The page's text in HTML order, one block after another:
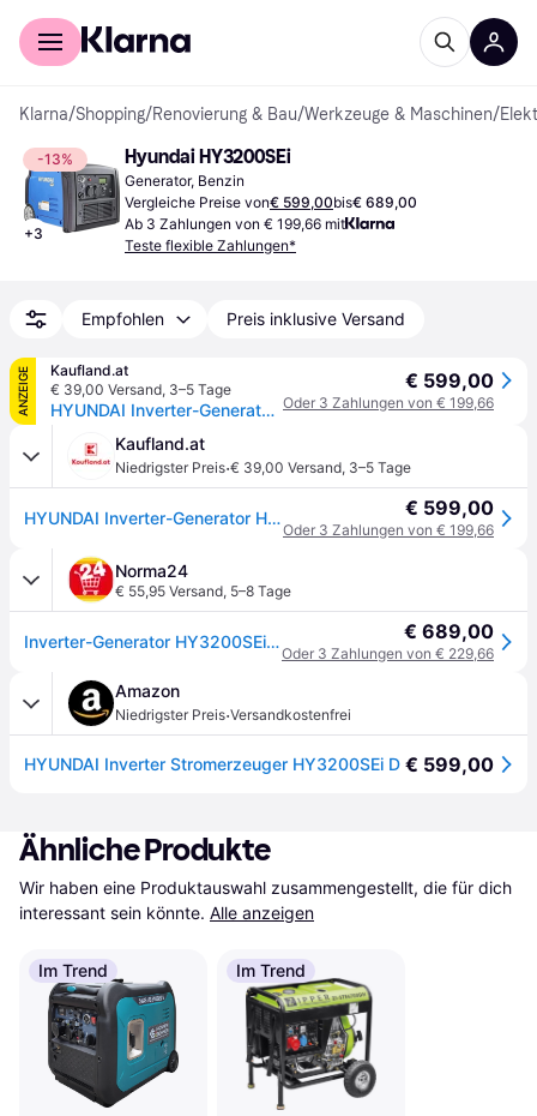
Für Shopper
Klarna/Shopping/Renovierung & Bau/Werkzeuge & Maschinen/
-13%
+3
Hyundai HY3200SEi
Generator, Benzin
Vergleiche Preise von€ 599,00bis€ 689,00
Ab 3 Zahlungen von € 199,66 mit
Teste flexible Zahlungen*
Empfohlen Preis inklusive Versand
ANZEIGE
Kaufland.at
€ 39,00 Versand, 3–5 Tage
HYUNDAI Inverter-Generator HY3200SEi D (3.2 kW, Elektrostart, 2 x 230V + 1 x 12V)
€ 599,00
Oder 3 Zahlungen von € 199,66
Kaufland.at
Niedrigster Preis·€ 39,00 Versand, 3–5 Tage
HYUNDAI Inverter-Generator HY3200SEi D (3.2 kW, Elektrostart, 2 x 230V + 1 x 12V) € 599,00
Oder 3 Zahlungen von € 199,66
Norma24
€ 55,95 Versand, 5–8 Tage
Inverter-Generator HY3200SEi D € 689,00
Oder 3 Zahlungen von € 229,66
Amazon
Niedrigster Preis·Versandkostenfrei
HYUNDAI Inverter Stromerzeuger HY3200SEi D € 599,00
Ähnliche Produkte
Wir haben eine Produktauswahl zusammengestellt, die für dich
interessant sein könnte. Alle anzeigen
Im Trend Im Trend